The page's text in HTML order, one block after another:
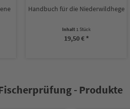
für die Niederwildhege
- Produkte